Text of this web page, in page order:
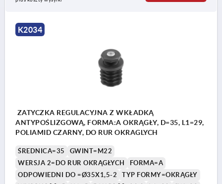
K2034
ZATYCZKA REGULACYJNA Z WKŁADKĄ
ANTYPOŚLIZGOWĄ, FORMA:A OKRĄGŁY, D=35, L1=29,
POLIAMID CZARNY, DO RUR OKRAGLYCH
ŚREDNICA=35
GWINT=M22
WERSJA 2=DO RUR OKRĄGŁYCH
FORMA=A
ODPOWIEDNI DO =Ø35X1,5-2
TYP FORMY=OKRĄGŁY